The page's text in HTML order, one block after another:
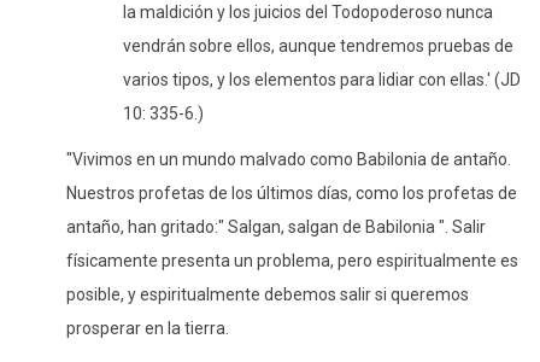
la maldición y los juicios del Todopoderoso nunca
vendrán sobre ellos, aunque tendremos pruebas de
varios tipos, y los elementos para lidiar con ellas.' (JD
10: 335-6.)
"Vivimos en un mundo malvado como Babilonia de antaño.
Nuestros profetas de los últimos días, como los profetas de
antaño, han gritado:" Salgan, salgan de Babilonia ". Salir
físicamente presenta un problema, pero espiritualmente es
posible, y espiritualmente debemos salir si queremos
prosperar en la tierra.